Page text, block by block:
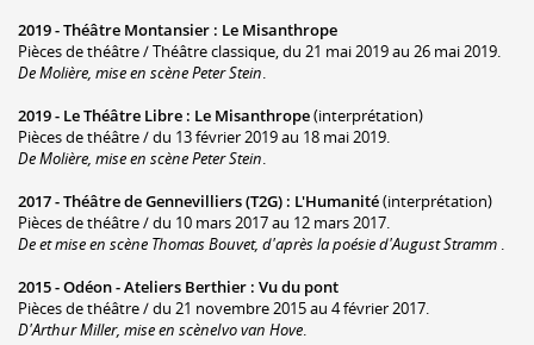
2019 -Théâtre Montansier : Le Misanthrope
Pièces de théâtre / Théâtre classique, du 21 mai 2019 au 26 mai 2019.
De Molière, mise en scène Peter Stein.
2019 - Le Théâtre Libre : Le Misanthrope(interprétation)
Pièces de théâtre / du 13 février 2019 au 18 mai 2019.
De Molière, mise en scène Peter Stein.
2017 -Théâtre de Gennevilliers (T2G) : L'Humanité(interprétation)
Pièces de théâtre / du 10 mars 2017 au 12 mars 2017.
De et mise en scène Thomas Bouvet, d'après la poésie d'August Stramm .
2015 -Odéon - Ateliers Berthier : Vu du pont
Pièces de théâtre / du 21 novembre 2015 au 4 février 2017.
D'Arthur Miller, mise en scèneIvo van Hove.